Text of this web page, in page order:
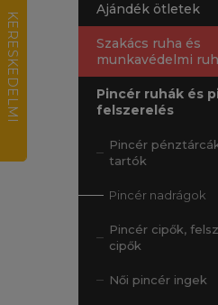
Ajándék ötletek
Szakács ruha és
munkavédelmi
Pincér ruhák és
felszerelés
Pincér
tartók
Pincér nadrágok
Pincér cipők,
cipők
Női pincér ingek
K
E
R
E
S
K
E
D
E
L
M
I
R
T
É
K
E
L
É